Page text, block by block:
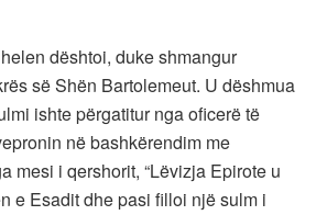
dështoi, duke shmangur
së Shën Bartolemeut. U dëshmua
ishte përgatitur nga oficerë të
në bashkërendim me
mesi i qershorit, “Lëvizja Epirote u
e Esadit dhe pasi filloi një sulm i